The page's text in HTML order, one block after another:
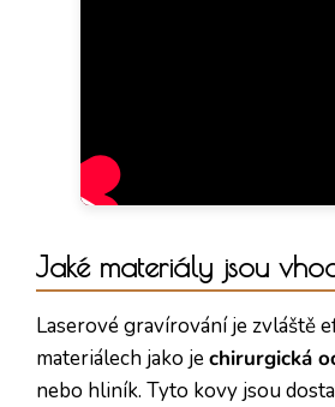
Jaké materiály jsou
Laserové gravírování je zvláště
materiálech jako jechirurgická
nebo hliník. Tyto kovy jsou